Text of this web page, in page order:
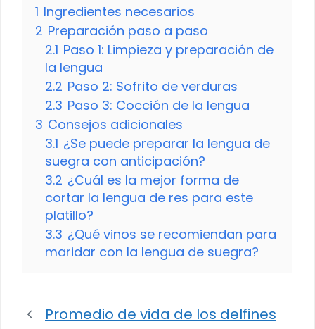
1 Ingredientes necesarios
2 Preparación paso a paso
2.1 Paso 1: Limpieza y preparación de
la lengua
2.2 Paso 2: Sofrito de verduras
2.3 Paso 3: Cocción de la lengua
3 Consejos adicionales
3.1 ¿Se puede preparar la lengua de
suegra con anticipación?
3.2 ¿Cuál es la mejor forma de
cortar la lengua de res para este
platillo?
3.3 ¿Qué vinos se recomiendan para
maridar con la lengua de suegra?
Promedio de vida de los delfines